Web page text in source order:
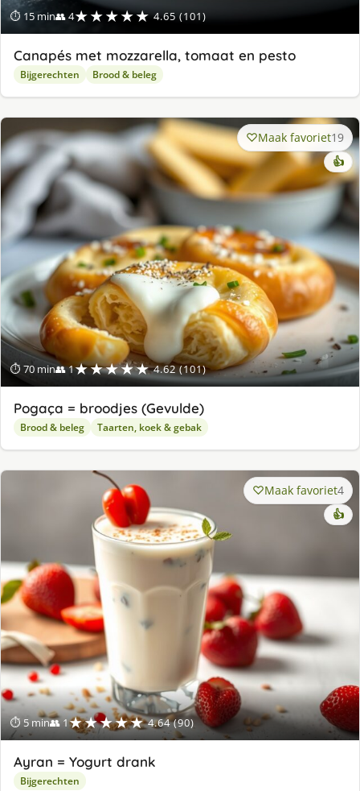
⏱ 15 min👥 4★★★★★ 4.65 (101)
Canapés met mozzarella, tomaat en pesto
Bijgerechten Brood & beleg
⏱ 70 min👥 1★★★★★ 4.62 (101)
Maak favoriet19
👍
Pogaça = broodjes (Gevulde)
Brood & beleg Taarten, koek & gebak
⏱ 5 min👥 1★★★★★ 4.64 (90)
Maak favoriet4
👍
Ayran = Yogurt drank
Bijgerechten